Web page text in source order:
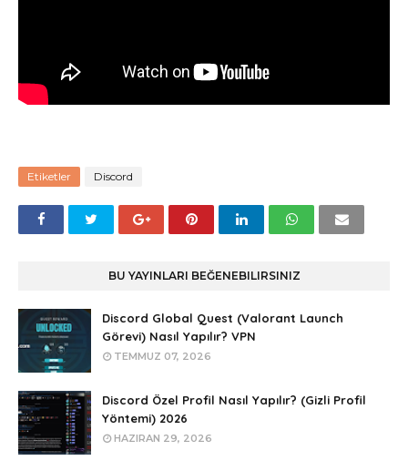
Etiketler Discord
BU YAYINLARI BEĞENEBILIRSINIZ
Discord Global Quest (Valorant Launch
Görevi) Nasıl Yapılır? VPN
TEMMUZ 07, 2026
Discord Özel Profil Nasıl Yapılır? (Gizli Profil
Yöntemi) 2026
HAZIRAN 29, 2026